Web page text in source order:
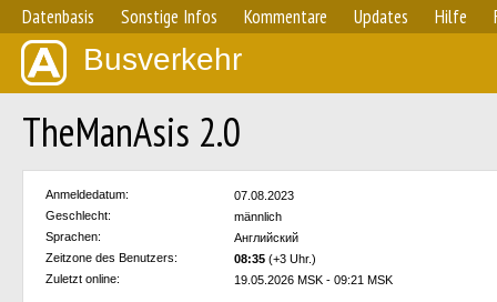
Datenbasis Sonstige Infos Kommentare Updates Hilfe
Busverkehr
TheManAsis 2.0
Anmeldedatum:
07.08.2023
Geschlecht:
männlich
Sprachen:
Английский
Zeitzone des Benutzers:
08:35 (+3 Uhr.)
Zuletzt online:
19.05.2026 MSK - 09:21 MSK